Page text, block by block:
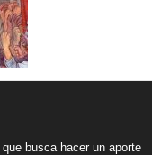
busca hacer un aporte